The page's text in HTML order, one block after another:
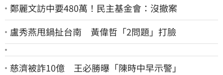
鄭麗文訪中要480萬！民主基金會：沒撤案
盧秀燕甩鍋扯台南 黃偉哲「2問題」打臉
慈濟被詐10億 王必勝曝「陳時中早示警」